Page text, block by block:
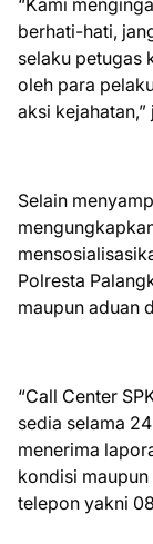
“Kami
berhati-hati,
selaku petugas
oleh para
aksi kejahatan,”
Selain
Polresta
maupun aduan
“Call Center
sedia selama
menerima
kondisi
telepon yakni